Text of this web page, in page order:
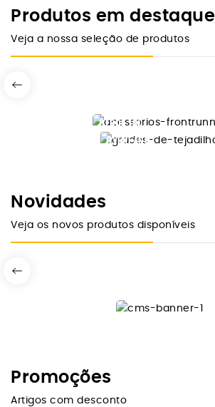
Produtos em destaque
Veja a nossa seleção de produtos
DESDE 10€
FRONTRUNNER
OVERLAND
Novidades
Veja os novos produtos disponíveis
Promoções
Artigos com desconto